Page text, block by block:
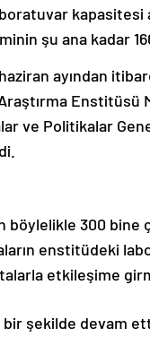
kapasitesi
şu ana kadar
ayından
Enstitüsü
ve Politikalar
300 bine
enstitüdeki
etkileşime
bir şekilde devam